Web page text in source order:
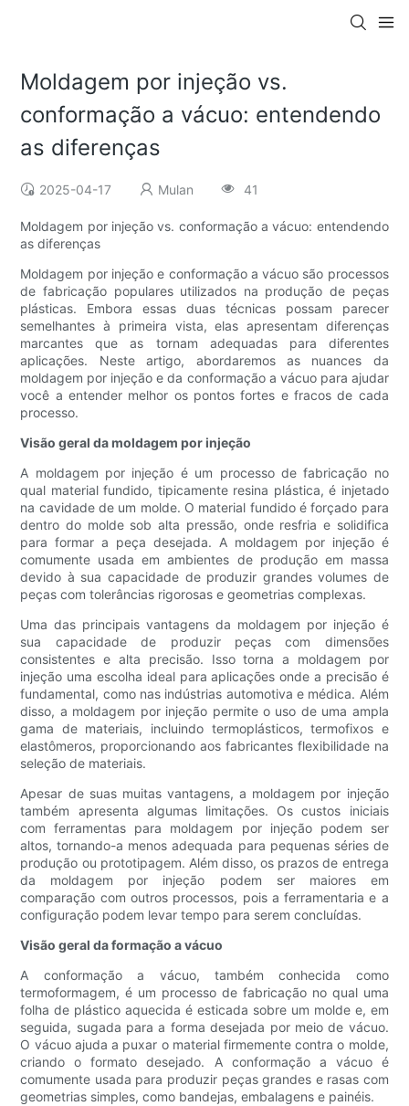
Moldagem por injeção vs.
conformação a vácuo: entendendo
as diferenças
2025-04-17 Mulan 41
Moldagem por injeção vs. conformação a vácuo: entendendo
as diferenças
Moldagem por injeção e conformação a vácuo são processos
de fabricação populares utilizados na produção de peças
plásticas. Embora essas duas técnicas possam parecer
semelhantes à primeira vista, elas apresentam diferenças
marcantes que as tornam adequadas para diferentes
aplicações. Neste artigo, abordaremos as nuances da
moldagem por injeção e da conformação a vácuo para ajudar
você a entender melhor os pontos fortes e fracos de cada
processo.
Visão geral da moldagem por injeção
A moldagem por injeção é um processo de fabricação no
qual material fundido, tipicamente resina plástica, é injetado
na cavidade de um molde. O material fundido é forçado para
dentro do molde sob alta pressão, onde resfria e solidifica
para formar a peça desejada. A moldagem por injeção é
comumente usada em ambientes de produção em massa
devido à sua capacidade de produzir grandes volumes de
peças com tolerâncias rigorosas e geometrias complexas.
Uma das principais vantagens da moldagem por injeção é
sua capacidade de produzir peças com dimensões
consistentes e alta precisão. Isso torna a moldagem por
injeção uma escolha ideal para aplicações onde a precisão é
fundamental, como nas indústrias automotiva e médica. Além
disso, a moldagem por injeção permite o uso de uma ampla
gama de materiais, incluindo termoplásticos, termofixos e
elastômeros, proporcionando aos fabricantes flexibilidade na
seleção de materiais.
Apesar de suas muitas vantagens, a moldagem por injeção
também apresenta algumas limitações. Os custos iniciais
com ferramentas para moldagem por injeção podem ser
altos, tornando-a menos adequada para pequenas séries de
produção ou prototipagem. Além disso, os prazos de entrega
da moldagem por injeção podem ser maiores em
comparação com outros processos, pois a ferramentaria e a
configuração podem levar tempo para serem concluídas.
Visão geral da formação a vácuo
A conformação a vácuo, também conhecida como
termoformagem, é um processo de fabricação no qual uma
folha de plástico aquecida é esticada sobre um molde e, em
seguida, sugada para a forma desejada por meio de vácuo.
O vácuo ajuda a puxar o material firmemente contra o molde,
criando o formato desejado. A conformação a vácuo é
comumente usada para produzir peças grandes e rasas com
geometrias simples, como bandejas, embalagens e painéis.